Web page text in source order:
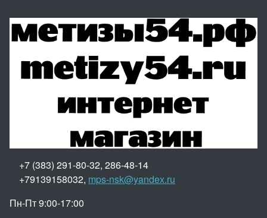
+7 (383) 291-80-32, 286-48-14
+79139158032, mps-nsk@yandex.ru
Пн-Пт 9:00-17:00